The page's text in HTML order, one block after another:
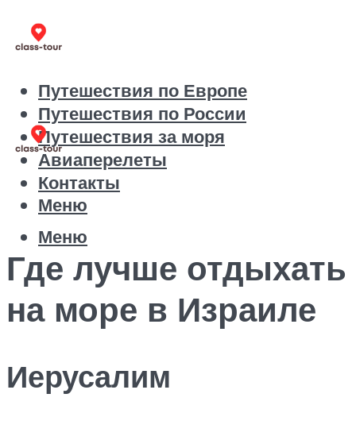
Путешествия по Европе
Путешествия по России
Путешествия за моря
Авиаперелеты
Контакты
Меню
Меню
Где лучше отдыхать
на море в Израиле
Иерусалим